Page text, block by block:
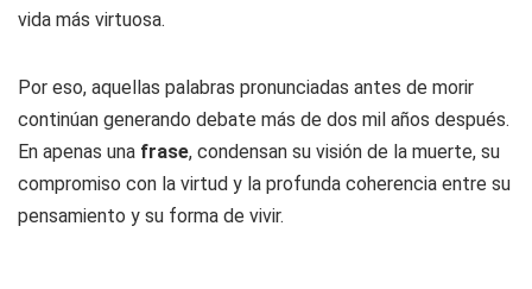
vida más virtuosa.
Por eso, aquellas palabras pronunciadas antes de morir
continúan generando debate más de dos mil años después.
En apenas una frase, condensan su visión de la muerte, su
compromiso con la virtud y la profunda coherencia entre su
pensamiento y su forma de vivir.